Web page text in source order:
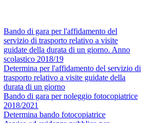
Bando di gara per l'affidamento del
servizio di trasporto relativo a visite
guidate della durata di un giorno. Anno
scolastico 2018/19
Determina per l'affidamento del servizio di
trasporto relativo a visite guidate della
durata di un giorno
Bando di gara per noleggio fotocopiatrice
2018/2021
Determina bando fotocopiatrice